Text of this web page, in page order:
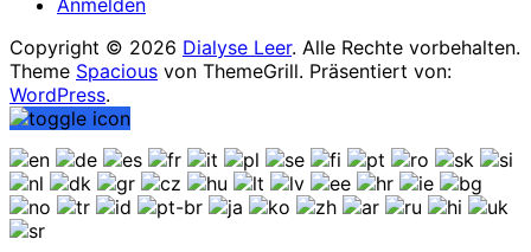
Copyright © 2026 Dialyse Leer. Alle Rechte vorbehalten.
Theme Spacious von ThemeGrill. Präsentiert von:
WordPress.